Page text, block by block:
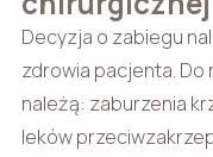
Decyzja o zabiegu
zdrowia pacjenta.
należą: zaburzenia
leków